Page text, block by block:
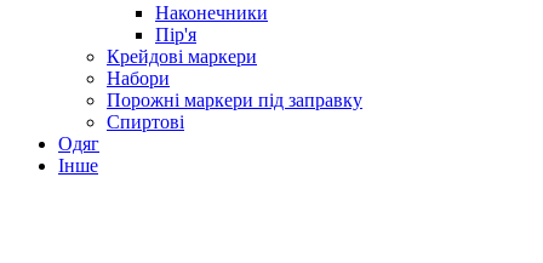
Наконечники
Пір'я
Крейдові маркери
Набори
Порожні маркери під заправку
Спиртові
Одяг
Інше